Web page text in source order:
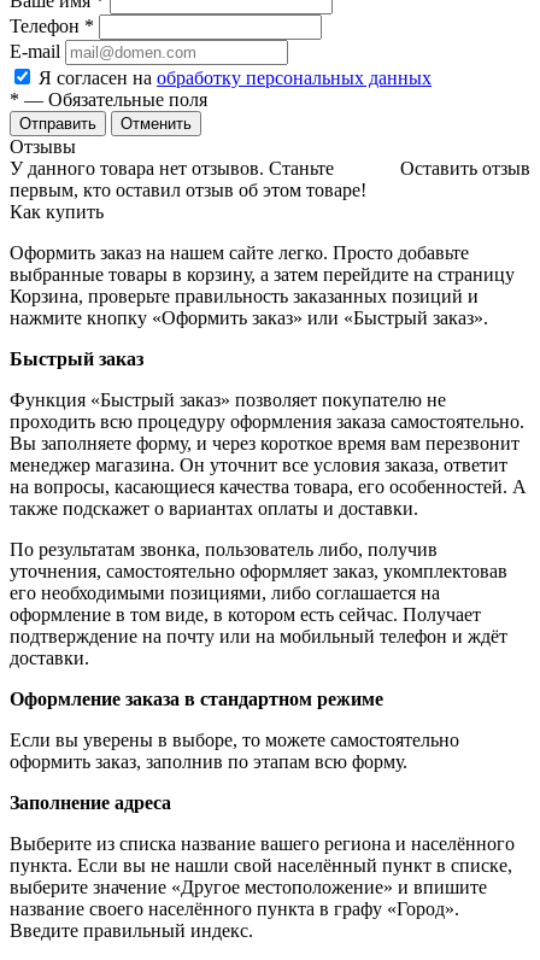
Телефон *
E-mail
Я согласен на обработку персональных данных
* — Обязательные поля
Отменить
Отзывы
Оставить отзыв
У данного товара нет отзывов. Станьте
первым, кто оставил отзыв об этом товаре!
Как купить
Оформить заказ на нашем сайте легко. Просто добавьте
выбранные товары в корзину, а затем перейдите на страницу
Корзина, проверьте правильность заказанных позиций и
нажмите кнопку «Оформить заказ» или «Быстрый заказ».
Быстрый заказ
Функция «Быстрый заказ» позволяет покупателю не
проходить всю процедуру оформления заказа самостоятельно.
Вы заполняете форму, и через короткое время вам перезвонит
менеджер магазина. Он уточнит все условия заказа, ответит
на вопросы, касающиеся качества товара, его особенностей. А
также подскажет о вариантах оплаты и доставки.
По результатам звонка, пользователь либо, получив
уточнения, самостоятельно оформляет заказ, укомплектовав
его необходимыми позициями, либо соглашается на
оформление в том виде, в котором есть сейчас. Получает
подтверждение на почту или на мобильный телефон и ждёт
доставки.
Оформление заказа в стандартном режиме
Если вы уверены в выборе, то можете самостоятельно
оформить заказ, заполнив по этапам всю форму.
Заполнение адреса
Выберите из списка название вашего региона и населённого
пункта. Если вы не нашли свой населённый пункт в списке,
выберите значение «Другое местоположение» и впишите
название своего населённого пункта в графу «Город».
Введите правильный индекс.